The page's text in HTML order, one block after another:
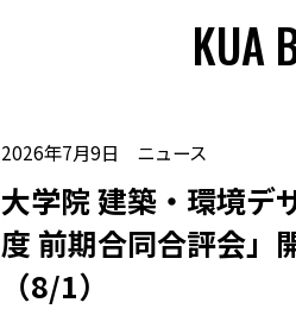
KUA
2026年7月9日 ニュース
大学院 建築・環境デ
度 前期合同合評会」
（8/1）